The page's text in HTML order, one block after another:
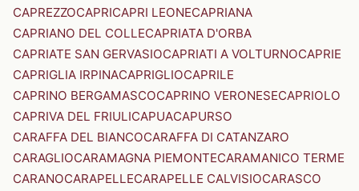
CAPREZZOCAPRICAPRI LEONECAPRIANA
CAPRIANO DEL COLLECAPRIATA D'ORBA
CAPRIATE SAN GERVASIOCAPRIATI A VOLTURNOCAPRIE
CAPRIGLIA IRPINACAPRIGLIOCAPRILE
CAPRINO BERGAMASCOCAPRINO VERONESECAPRIOLO
CAPRIVA DEL FRIULICAPUACAPURSO
CARAFFA DEL BIANCOCARAFFA DI CATANZARO
CARAGLIOCARAMAGNA PIEMONTECARAMANICO TERME
CARANOCARAPELLECARAPELLE CALVISIOCARASCO